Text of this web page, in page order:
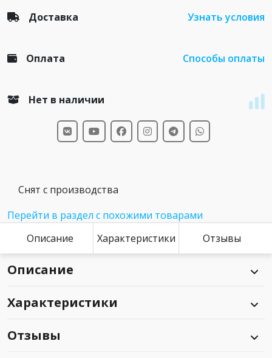
Доставка Узнать условия
Оплата Способы оплаты
Нет в наличии
Снят с производства
Перейти в раздел с похожими товарами
Описание
Характеристики Отзывы
Описание
Характеристики
Отзывы